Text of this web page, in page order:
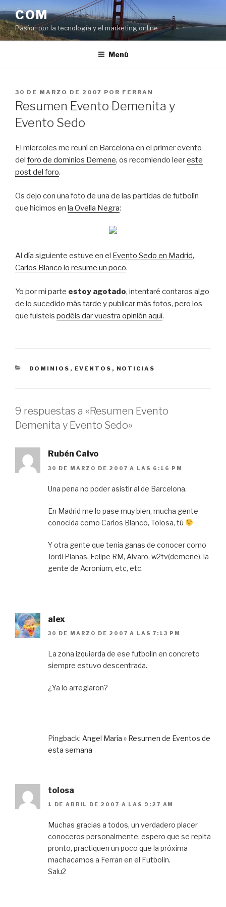
al
contenido
COM
Pasíon por la tecnología y el marketing online
Menú
PUBLICADO
EL
30 DE MARZO DE 2007 POR FERRAN
Resumen Evento Demenita y
Evento Sedo
El miercoles me reuní en Barcelona en el primer evento
del foro de dominios Demene, os recomiendo leereste
post del foro.
Os dejo con una foto de una de las partidas de futbolín
que hicimos en la Ovella Negra:
Al día siguiente estuve en el Evento Sedo en Madrid,
Carlos Blanco lo resume un poco.
Yo por mi parte estoy agotado, intentaré contaros algo
de lo sucedido más tarde y publicar más fotos, pero los
que fuisteis podéis dar vuestra opinión aquí.
CATEGORÍAS
DOMINIOS , EVENTOS , NOTICIAS
9 respuestas a «Resumen Evento
Demenita y Evento Sedo»
Rubén Calvo
30 DE MARZO DE 2007 A LAS 6:16 PM
Una pena no poder asistir al de Barcelona.
En Madrid me lo pase muy bien, mucha gente
conocida como Carlos Blanco, Tolosa, tú
Y otra gente que tenia ganas de conocer como
Jordi Planas, Felipe RM, Alvaro, w2tv(demene), la
gente de Acronium, etc, etc.
alex
30 DE MARZO DE 2007 A LAS 7:13 PM
La zona izquierda de ese futbolin en concreto
siempre estuvo descentrada.
¿Ya lo arreglaron?
Pingback: Angel María » Resumen de Eventos de
esta semana
tolosa
1 DE ABRIL DE 2007 A LAS 9:27 AM
Muchas gracias a todos, un verdadero placer
conoceros personalmente, espero que se repita
pronto, practiquen un poco que la próxima
machacamos a Ferran en el Futbolin.
Salu2